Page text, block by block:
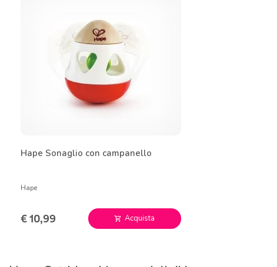
Hape Sonaglio con campanello
Hape
€ 10,99 shopping_cart Acquista